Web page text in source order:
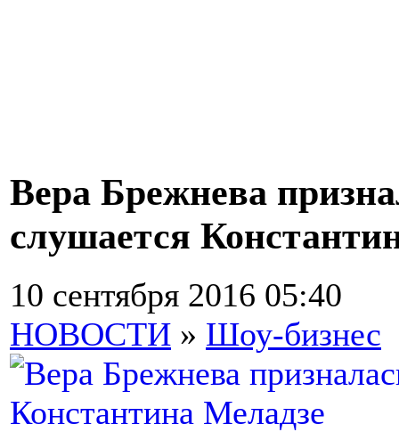
Вера Брежнева
слушается
10 сентября 2016 05:40
НОВОСТИ » Шоу-бизнес